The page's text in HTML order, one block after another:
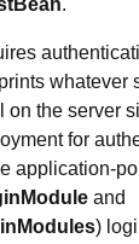
.
whatever
on the server
for
application-
and
)